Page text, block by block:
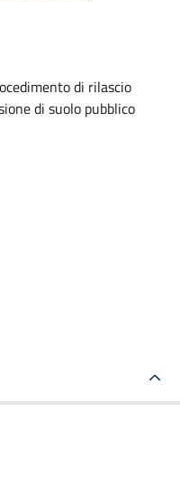
di rilascio
di suolo pubblico